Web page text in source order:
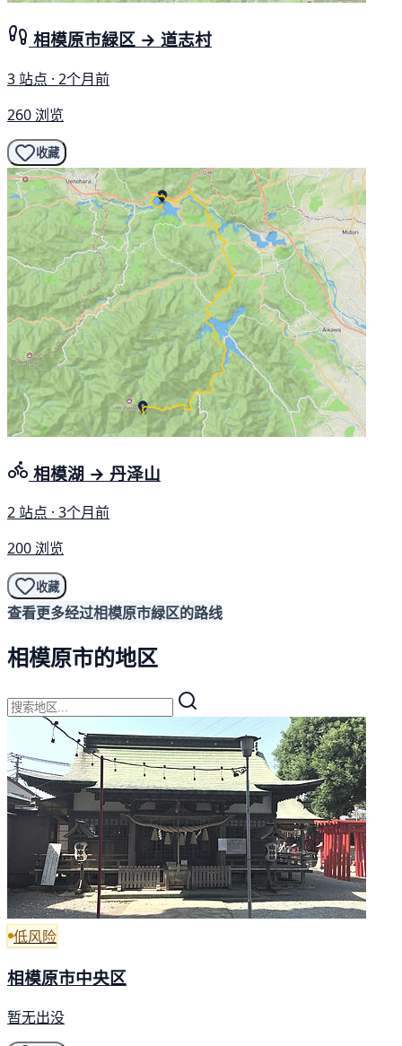
相模原市緑区 → 道志村
3 站点 · 2个月前
260 浏览
收藏
相模湖 → 丹泽山
2 站点 · 3个月前
200 浏览
收藏
查看更多经过相模原市緑区的路线
相模原市的地区
低风险
相模原市中央区
暂无出没